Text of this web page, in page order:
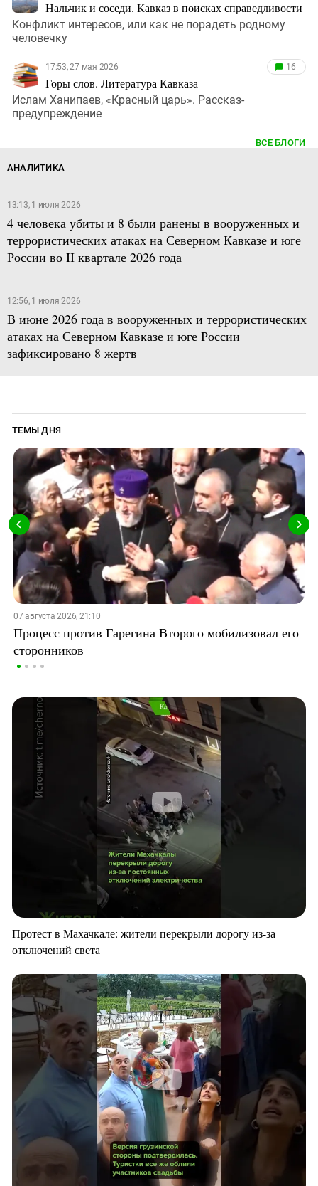
Нальчик и соседи. Кавказ в поисках справедливости
Конфликт интересов, или как не порадеть родному
человечку
17:53, 27 мая 2026
Горы слов. Литература Кавказа
16
Ислам Ханипаев, «Красный царь». Рассказ-
предупреждение
ВСЕ БЛОГИ
АНАЛИТИКА
13:13, 1 июля 2026
4 человека убиты и 8 были ранены в вооруженных и
террористических атаках на Северном Кавказе и юге
России во II квартале 2026 года
12:56, 1 июля 2026
В июне 2026 года в вооруженных и террористических
атаках на Северном Кавказе и юге России
зафиксировано 8 жертв
ТЕМЫ ДНЯ
07 августа 2026, 21:10
Процесс против Гарегина Второго мобилизовал его
сторонников
Протест в Махачкале: жители перекрыли дорогу из-за
отключений света